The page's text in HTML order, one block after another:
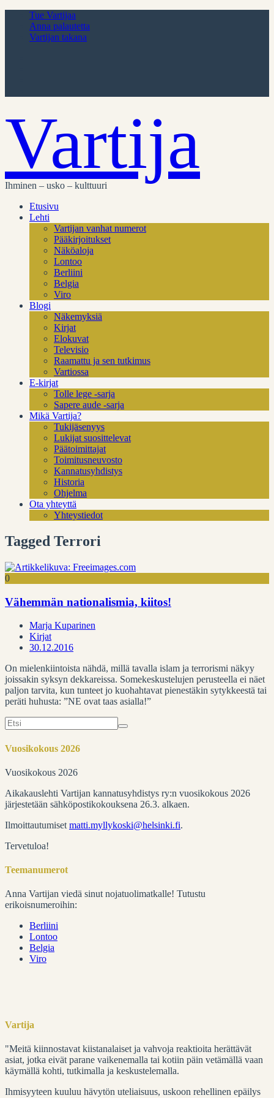
Tue Vartijaa
Anna palautetta
Vartijan takana
Vartija
Ihminen – usko – kulttuuri
Etusivu
Lehti
Vartijan vanhat numerot
Pääkirjoitukset
Näköaloja
Lontoo
Berliini
Belgia
Viro
Blogi
Näkemyksiä
Kirjat
Elokuvat
Televisio
Raamattu ja sen tutkimus
Vartiossa
E-kirjat
Tolle lege -sarja
Sapere aude -sarja
Mikä Vartija?
Tukijäsenyys
Lukijat suosittelevat
Päätoimittajat
Toimitusneuvosto
Kannatusyhdistys
Historia
Ohjelma
Ota yhteyttä
Yhteystiedot
Tagged Terrori
0
Vähemmän nationalismia, kiitos!
Marja Kuparinen
Kirjat
30.12.2016
On mielenkiintoista nähdä, millä tavalla islam ja terrorismi näkyy
joissakin syksyn dekkareissa. Somekeskustelujen perusteella ei näet
paljon tarvita, kun tunteet jo kuohahtavat pienestäkin sytykkeestä tai
peräti huhusta: ”NE ovat taas asialla!”
Search
for:
Vuosikokous 2026
Vuosikokous 2026
Aikakauslehti Vartijan kannatusyhdistys ry:n vuosikokous 2026
järjestetään sähköpostikokouksena 26.3. alkaen.
Ilmoittautumiset matti.myllykoski@helsinki.fi.
Tervetuloa!
Teemanumerot
Anna Vartijan viedä sinut nojatuolimatkalle! Tutustu
erikoisnumeroihin:
Berliini
Lontoo
Belgia
Viro
Vartija
"Meitä kiinnostavat kiistanalaiset ja vahvoja reaktioita herättävät
asiat, jotka eivät parane vaikenemalla tai kotiin päin vetämällä vaan
käymällä kohti, tutkimalla ja keskustelemalla.
Ihmisyyteen kuuluu hävytön uteliaisuus, uskoon rehellinen epäilys